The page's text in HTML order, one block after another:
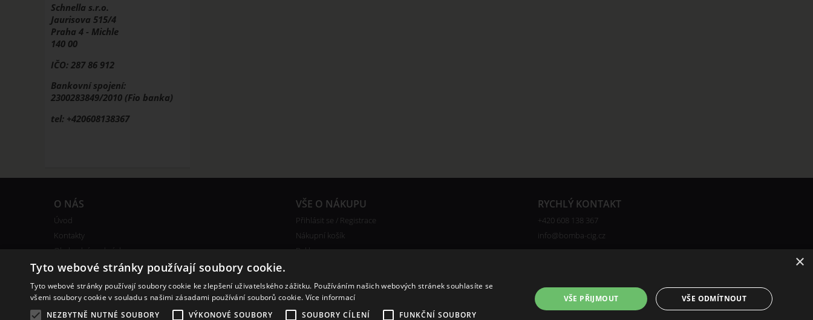
Schnella s.r.o.
Jaurisova 515/4
Praha 4 - Michle
140 00
IČO: 287 86 912
Bankovní spojení:
2300283849/2010 (Fio banka)
tel: +420608138367
O NÁS
Úvod
Kontakty
Obchodní podmínky
Bonusový program
VŠE O NÁKUPU
Přihlásit se / Registrace
Nákupní košík
Reklamace
Certifikáty
RYCHLÝ KONTAKT
+420 608 138 367
info@bomba-cig.cz
×
Tyto webové stránky používají soubory cookie.
Tyto webové stránky používají soubory cookie ke zlepšení uživatelského zážitku. Používáním našich webových stránek souhlasíte se
všemi soubory cookie v souladu s našimi zásadami používání souborů cookie. Více informací
NEZBYTNĚ NUTNÉ SOUBORY
VÝKONOVÉ SOUBORY SOUBORY CÍLENÍ FUNKČNÍ SOUBORY
VŠE PŘIJMOUT VŠE ODMÍTNOUT